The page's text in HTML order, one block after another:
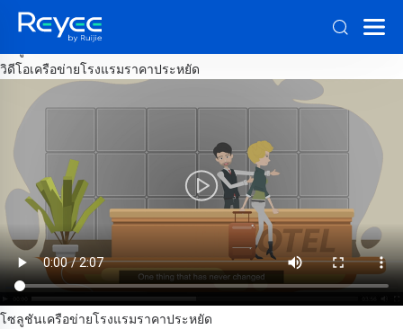
โซลูชันเครือข่ายโรงแรมราคาประหยัด
Wi-Fi ระดับ 5 ดาวในราคาประหยัด
วิดีโอเครือข่ายโรงแรมราคาประหยัด
โซลูชันเครือข่ายโรงแรมราคาประหยัด